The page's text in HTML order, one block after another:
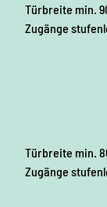
Türbreite min.
Zugänge
Türbreite min.
Zugänge